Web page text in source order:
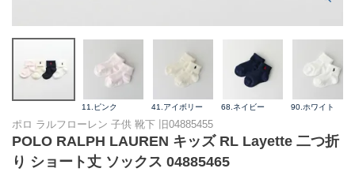
11.ピンク 41.アイボリー 68.ネイビー 90.ホワイト
ポロ ラルフローレン 子供 靴下 旧04885455
POLO RALPH LAUREN キッズ RL Layette 二つ折
り ショート丈 ソックス 04885465